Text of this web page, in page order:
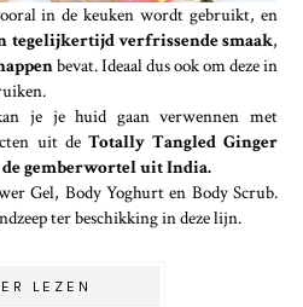
in de keuken wordt gebruikt, en
tegelijkertijd verfrissende smaak,
bevat. Ideaal dus ook om deze in
je je huid gaan verwennen met
uit de Totally Tangled Ginger
gemberwortel uit India.
Gel, Body Yoghurt en Body Scrub.
ter beschikking in deze lijn.
LEZEN